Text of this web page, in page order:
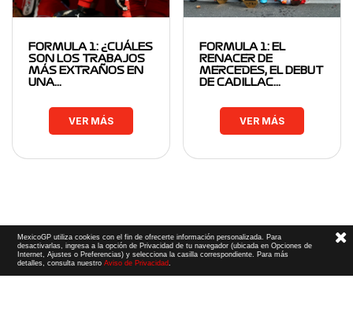
FORMULA 1: ¿CUÁLES
SON LOS TRABAJOS
MÁS EXTRAÑOS EN
UNA…
VER MÁS
FORMULA 1: EL
RENACER DE
MERCEDES, EL DEBUT
DE CADILLAC…
VER MÁS
MexicoGP utiliza cookies con el fin de ofrecerte información personalizada. Para
desactivarlas, ingresa a la opción de Privacidad de tu navegador (ubicada en Opciones de
Internet, Ajustes o Preferencias) y selecciona la casilla correspondiente. Para más
detalles, consulta nuestroAviso de Privacidad.